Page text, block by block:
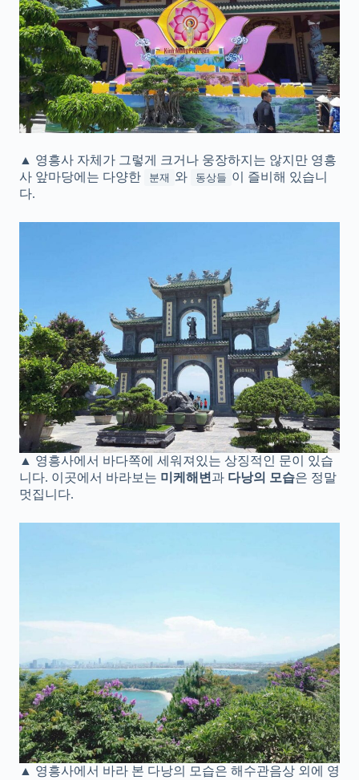
▲ 영흥사 자체가 그렇게 크거나 웅장하지는 않지만 영흥
사 앞마당에는 다양한
분재 와 동상들 이 즐비해 있습니
다.
▲ 영흥사에서 바다쪽에 세워져있는 상징적인 문이 있습
니다. 이곳에서 바라보는 미케해변 과 다낭의 모습은 정말
멋집니다.
▲ 영흥사에서 바라 본 다낭의 모습은 해수관음상 외에 영